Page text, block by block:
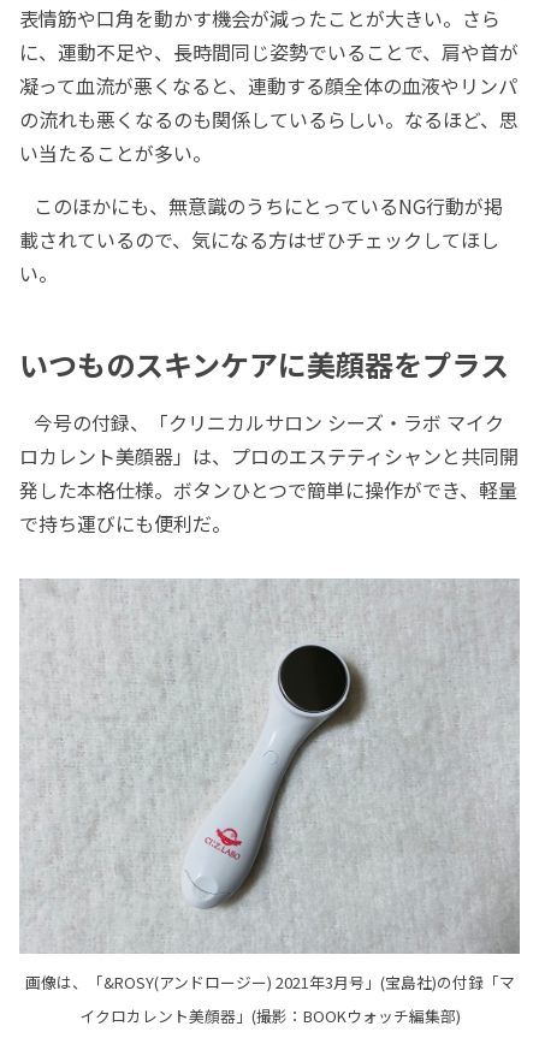
表情筋や口角を動かす機会が減ったことが大きい。さら
に、運動不足や、長時間同じ姿勢でいることで、肩や首が
凝って血流が悪くなると、連動する顔全体の血液やリンパ
の流れも悪くなるのも関係しているらしい。なるほど、思
い当たることが多い。
このほかにも、無意識のうちにとっているNG行動が掲
載されているので、気になる方はぜひチェックしてほし
い。
いつものスキンケアに美顔器をプラス
今号の付録、「クリニカルサロン シーズ・ラボ マイク
ロカレント美顔器」は、プロのエステティシャンと共同開
発した本格仕様。ボタンひとつで簡単に操作ができ、軽量
で持ち運びにも便利だ。
画像は、「&ROSY(アンドロージー) 2021年3月号」(宝島社)の付録「マ
イクロカレント美顔器」(撮影：BOOKウォッチ編集部)